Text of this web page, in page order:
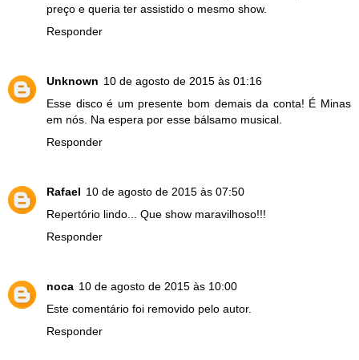
preço e queria ter assistido o mesmo show.
Responder
Unknown 10 de agosto de 2015 às 01:16
Esse disco é um presente bom demais da conta! É Minas
em nós. Na espera por esse bálsamo musical.
Responder
Rafael 10 de agosto de 2015 às 07:50
Repertório lindo... Que show maravilhoso!!!
Responder
noca 10 de agosto de 2015 às 10:00
Este comentário foi removido pelo autor.
Responder